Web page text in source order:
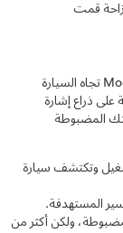
قمت
السيارة
ذراع إشارة
وتكتشف سيارة
ولكن أكثر من